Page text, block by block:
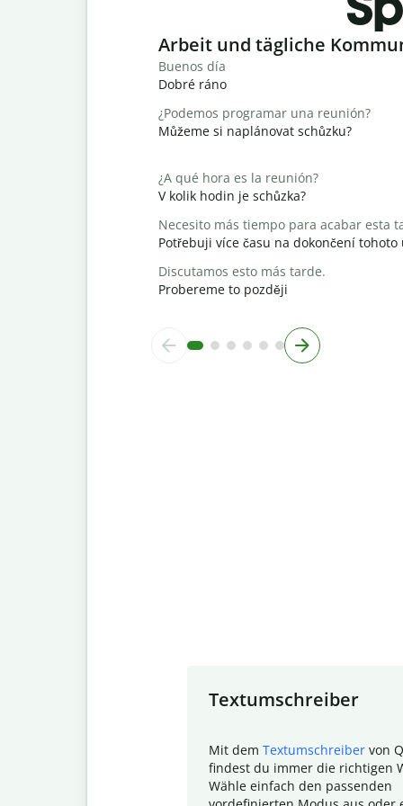
Slide 1 of 6
Arbeit und tägliche
Buenos día
Dobré ráno
¿Podemos programar una reunión?
Můžeme si naplánovat schůzku?
¿A qué hora es la reunión?
V kolik hodin je schůzka?
Necesito más tiempo para acabar esta
Potřebuji více času na dokončení tohoto
Discutamos esto más tarde.
Probereme to později
Textumschreiber
Mit dem Textumschreiber von
findest du immer die richtigen
Wähle einfach den passenden